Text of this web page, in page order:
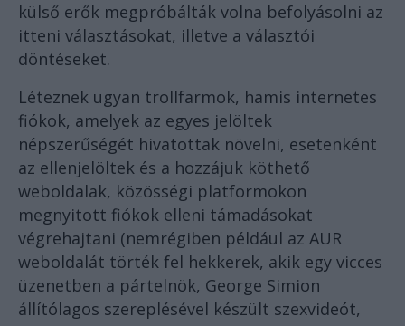
külső erők megpróbálták volna befolyásolni az
itteni választásokat, illetve a választói
döntéseket.
Léteznek ugyan trollfarmok, hamis internetes
fiókok, amelyek az egyes jelöltek
népszerűségét hivatottak növelni, esetenként
az ellenjelöltek és a hozzájuk köthető
weboldalak, közösségi platformokon
megnyitott fiókok elleni támadásokat
végrehajtani (nemrégiben például az AUR
weboldalát törték fel hekkerek, akik egy vicces
üzenetben a pártelnök, George Simion
állítólagos szereplésével készült szexvideót,